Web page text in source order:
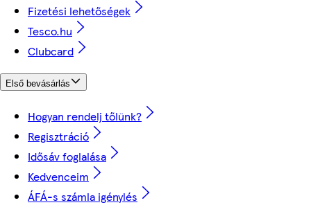
Fizetési lehetőségek
Tesco.hu
Clubcard
Első bevásárlás
Hogyan rendelj tőlünk?
Regisztráció
Idősáv foglalása
Kedvenceim
ÁFÁ-s számla igénylés